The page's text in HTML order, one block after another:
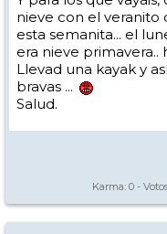
nieve con el veranito
esta semanita... el
era nieve primavera..
Llevad una kayak y
bravas ...
Salud.
Karma: 0 -